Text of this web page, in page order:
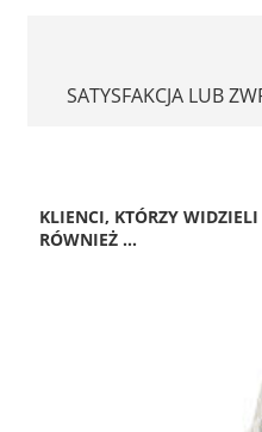
SATYSFAKCJA LUB
KLIENCI, KTÓRZY
RÓWNIEŻ ...